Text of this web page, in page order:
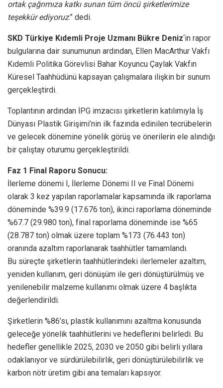
ortak çağrımıza katkı sunan tüm öncü şirketlerimize
teşekkür ediyoruz.” dedi.
SKD Türkiye Kıdemli Proje Uzmanı Bükre Deniz‘in rapor
bulgularına dair sunumunun ardından, Ellen MacArthur Vakfı
Kıdemli Politika Görevlisi Bahar Koyuncu Çaylak Vakfın
Küresel Taahhüdünü kapsayan çalışmalara ilişkin bir sunum
gerçekleştirdi.
Toplantının ardından İPG imzacısı şirketlerin katılımıyla İş
Dünyası Plastik Girişimi’nin ilk fazında edinilen tecrübelerin
ve gelecek dönemine yönelik görüş ve önerilerin ele alındığı
bir çalıştay oturumu gerçekleştirildi.
Faz 1 Final Raporu Sonucu:
İlerleme dönemi I, İlerleme Dönemi II ve Final Dönemi
olarak 3 kez yapılan raporlamalar kapsamında ilk raporlama
döneminde %39.9 (17.676 ton), ikinci raporlama döneminde
%67.7 (29.980 ton), final raporlama döneminde ise %65
(28.787 ton) olmak üzere toplam %173 (76.443 ton)
oranında azaltım raporlanarak taahhütler tamamlandı.
Bu süreçte şirketlerin taahhütlerindeki ilerlemeler azaltım,
yeniden kullanım, geri dönüşüm ile geri dönüştürülmüş ve
yenilenebilir malzeme kullanımı olmak üzere 4 başlıkta
değerlendirildi.
Şirketlerin %86’sı, plastik kullanımını azaltma konusunda
geleceğe yönelik taahhütlerini ve hedeflerini belirledi. Bu
hedefler genellikle 2025, 2030 ve 2050 gibi belirli yıllara
odaklanıyor ve sürdürülebilirlik, geri dönüştürülebilirlik ve
karbon nötr üretim gibi ana temaları kapsıyor.